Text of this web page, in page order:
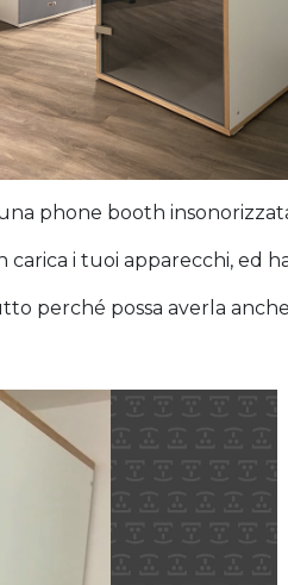
phone booth️
carica i tuoi apparecchi, ed
perché possa averla